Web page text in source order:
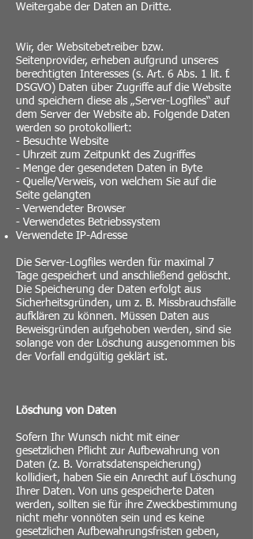
Weitergabe der Daten an Dritte.
Wir, der Websitebetreiber bzw.
Seitenprovider, erheben aufgrund unseres
berechtigten Interesses (s. Art. 6 Abs. 1 lit. f.
DSGVO) Daten über Zugriffe auf die Website
und speichern diese als „Server-Logfiles“ auf
dem Server der Website ab. Folgende Daten
werden so protokolliert:
- Besuchte Website
- Uhrzeit zum Zeitpunkt des Zugriffes
- Menge der gesendeten Daten in Byte
- Quelle/Verweis, von welchem Sie auf die
Seite gelangten
- Verwendeter Browser
- Verwendetes Betriebssystem
Verwendete IP-Adresse
Die Server-Logfiles werden für maximal 7
Tage gespeichert und anschließend gelöscht.
Die Speicherung der Daten erfolgt aus
Sicherheitsgründen, um z. B. Missbrauchsfälle
aufklären zu können. Müssen Daten aus
Beweisgründen aufgehoben werden, sind sie
solange von der Löschung ausgenommen bis
der Vorfall endgültig geklärt ist.
Löschung von Daten
Sofern Ihr Wunsch nicht mit einer
gesetzlichen Pflicht zur Aufbewahrung von
Daten (z. B. Vorratsdatenspeicherung)
kollidiert, haben Sie ein Anrecht auf Löschung
Ihrer Daten. Von uns gespeicherte Daten
werden, sollten sie für ihre Zweckbestimmung
nicht mehr vonnöten sein und es keine
gesetzlichen Aufbewahrungsfristen geben,